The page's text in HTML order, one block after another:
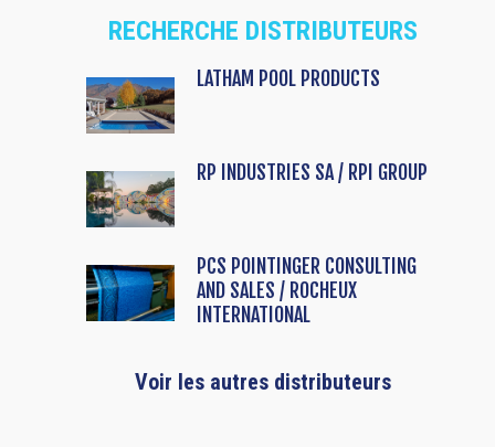
RECHERCHE DISTRIBUTEURS
LATHAM POOL PRODUCTS
RP INDUSTRIES SA / RPI GROUP
PCS POINTINGER CONSULTING
AND SALES / ROCHEUX
INTERNATIONAL
Voir les autres distributeurs